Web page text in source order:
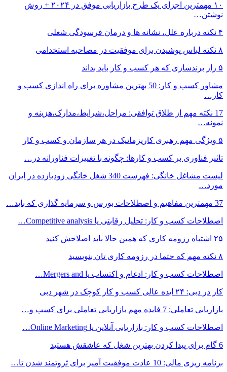
۱۰ مهمترین اجزای یک طرح بازاریابی موفق در ۲۰۲۴ + روش
نوشتن…
۴ نکته درباره علل، نشانه ها و درمان فرسودگی شغلی
۸ نکته‌ لباس پوشیدن برای موفقیت در مصاحبه استخدامی
۵ راز برندسازی که هر کسب و کار باید بداند
مشاور کسب و کار: 50 بهترین مشاوره برای راه اندازی کسب و
کار…
17 نکته مهم از طلاق توافقی: مراحل،شرایط،مدارک،هزینه و
نمونه…
۵ ویژگی مهم رهبری کاریزماتیک در هر سازمان و کسب و کار
تاثیر فناوری بر کسب و کارها: چگونه با تغییرات فناورانه در…
لیست مشاغل خانگی: فهرست 340 شغل خانگی زودبازده در ایران
مورد…
37 مهمترین مفاهیم و اصطلاحات بورس و سرمایه گذاری که باید…
اصطلاحات کسب و کار: تحلیل رقابتی یا Competitive analysis…
۲۵ اشتباه رزومه کاری که همین حالا باید اصلاحش کنید
۸ نکته مهم که حتما در رزومه کاری تان بنویسید
اصطلاحات کسب و کار: ادغام و اکتساب یا Mergers and…
کار در دبی: ۲۴ ایده عالی کسب و کار کوچک در شهر دبی
بازاریابی تعاملی: 7 فایده مهم بازاریابی تعاملی برای کسب و…
اصطلاحات کسب و کار: بازاریابی آنلاین یا Online Marketing…
6 گام برای پیدا کردن بهترین شغل که عاشقش هستید
برنامه ریزی مالی: 10 عادت موفقیت آمیز برای ثروتمند شدن تا…